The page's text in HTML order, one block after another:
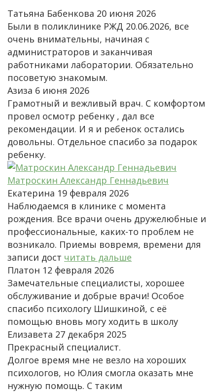
Татьяна Бабенкова 20 июня 2026
Были в поликлинике РЖД 20.06.2026, все
очень внимательны, начиная с
администраторов и заканчивая
работниками лаборатории. Обязательно
посоветую знакомым.
Азиза 6 июня 2026
Грамотный и вежливый врач. С комфортом
провел осмотр ребенку , дал все
рекомендации. И я и ребенок остались
довольны. Отдельное спасибо за подарок
ребенку.
Матроскин Александр Геннадьевич
Екатерина 19 февраля 2026
Наблюдаемся в клинике с момента
рождения. Все врачи очень дружелюбные и
профессиональные, каких-то проблем не
возникало. Приемы вовремя, времени для
записи дост читать дальше
Платон 12 февраля 2026
Замечательные специалисты, хорошее
обслуживание и добрые врачи! Особое
спасибо психологу Шишкиной, с её
помощью вновь могу ходить в школу
Елизавета 27 декабря 2025
Прекрасный специалист.
Долгое время мне не везло на хороших
психологов, но Юлия смогла оказать мне
нужную помощь. С таким